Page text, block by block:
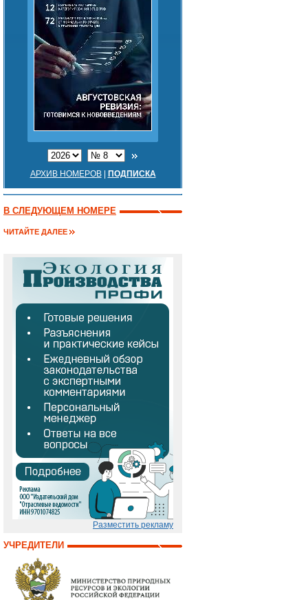
АРХИВ НОМЕРОВ| ПОДПИСКА
В СЛЕДУЮЩЕМ НОМЕРЕ
ЧИТАЙТЕ ДАЛЕЕ
Разместить рекламу
УЧРЕДИТЕЛИ